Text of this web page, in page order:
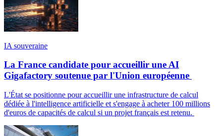
IA souveraine
La France candidate pour accueillir une AI
Gigafactory soutenue par l'Union européenne
L'État se positionne pour accueillir une infrastructure de calcul
dédiée à l'intelligence artificielle et s'engage à acheter 100 millions
d'euros de capacités de calcul si un projet français est retenu.